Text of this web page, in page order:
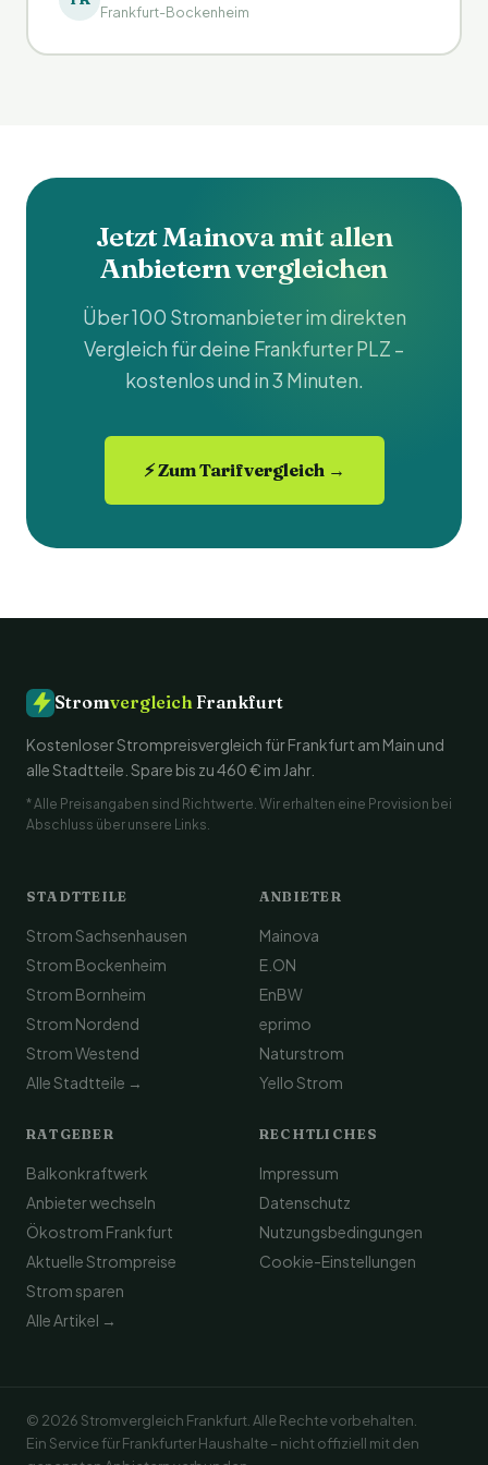
Frankfurt-Bockenheim
Jetzt Mainova mit allen
Anbietern vergleichen
Über 100 Stromanbieter im direkten
Vergleich für deine Frankfurter PLZ –
kostenlos und in 3 Minuten.
⚡ Zum Tarifvergleich →
Stromvergleich Frankfurt
Kostenloser Strompreisvergleich für Frankfurt am Main und
alle Stadtteile. Spare bis zu 460 € im Jahr.
* Alle Preisangaben sind Richtwerte. Wir erhalten eine Provision bei
Abschluss über unsere Links.
STADTTEILE
Strom Sachsenhausen
Strom Bockenheim
Strom Bornheim
Strom Nordend
Strom Westend
Alle Stadtteile →
ANBIETER
Mainova
E.ON
EnBW
eprimo
Naturstrom
Yello Strom
RATGEBER
Balkonkraftwerk
Anbieter wechseln
Ökostrom Frankfurt
Aktuelle Strompreise
Strom sparen
Alle Artikel →
RECHTLICHES
Impressum
Datenschutz
Nutzungsbedingungen
Cookie-Einstellungen
© 2026 Stromvergleich Frankfurt. Alle Rechte vorbehalten.
Ein Service für Frankfurter Haushalte – nicht offiziell mit den